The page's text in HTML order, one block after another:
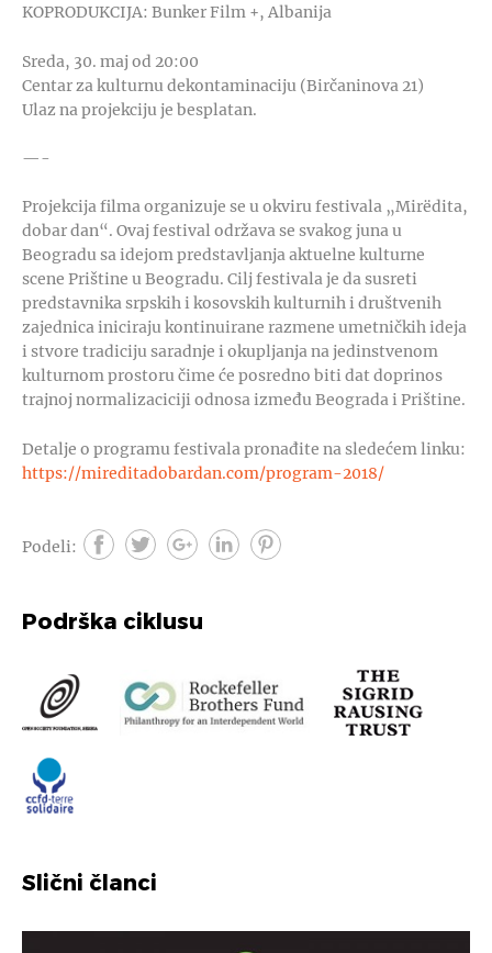
KOPRODUKCIJA: Bunker Film +, Albanija
Sreda, 30. maj od 20:00
Centar za kulturnu dekontaminaciju (Birčaninova 21)
Ulaz na projekciju je besplatan.
—-
Projekcija filma organizuje se u okviru festivala „Mirëdita,
dobar dan“. Ovaj festival održava se svakog juna u
Beogradu sa idejom predstavljanja aktuelne kulturne
scene Prištine u Beogradu. Cilj festivala je da susreti
predstavnika srpskih i kosovskih kulturnih i društvenih
zajednica iniciraju kontinuirane razmene umetničkih ideja
i stvore tradiciju saradnje i okupljanja na jedinstvenom
kulturnom prostoru čime će posredno biti dat doprinos
trajnoj normalizaciciji odnosa između Beograda i Prištine.
Detalje o programu festivala pronađite na sledećem linku:
https://mireditadobardan.com/program-2018/
Podeli:
Podrška ciklusu
Slični članci